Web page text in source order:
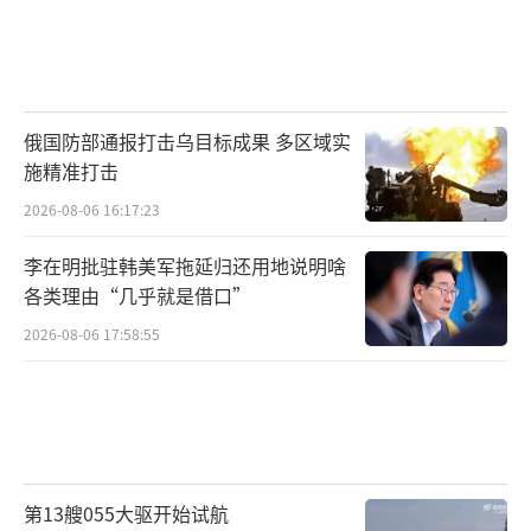
俄国防部通报打击乌目标成果 多区域实
施精准打击
2026-08-06 16:17:23
李在明批驻韩美军拖延归还用地说明啥
各类理由“几乎就是借口”
2026-08-06 17:58:55
第13艘055大驱开始试航